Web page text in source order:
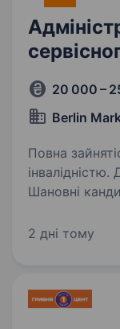
20 000 –
Berlin
Повна
інвалідністю.
Шановні
з
та
2 дні тому